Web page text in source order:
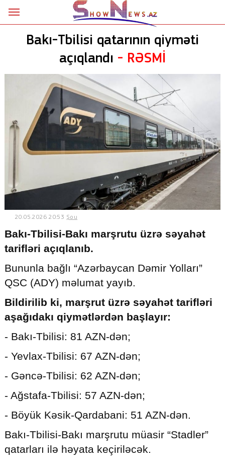
Siyasət
18+
Astrologiya
© 2026. Shownews.az
Bakı-Tbilisi qatarının qiyməti
açıqlandı - RƏSMİ
20.05.2026 20:53 Şou
Bakı-Tbilisi-Bakı marşrutu üzrə səyahət
tarifləri açıqlanıb.
Bununla bağlı “Azərbaycan Dəmir Yolları”
QSC (ADY) məlumat yayıb.
Bildirilib ki, marşrut üzrə səyahət tarifləri
aşağıdakı qiymətlərdən başlayır:
- Bakı-Tbilisi: 81 AZN-dən;
- Yevlax-Tbilisi: 67 AZN-dən;
- Gəncə-Tbilisi: 62 AZN-dən;
- Ağstafa-Tbilisi: 57 AZN-dən;
-⁠ Böyük Kəsik-Qardabani: 51 AZN-dən.
Bakı-Tbilisi-Bakı marşrutu müasir “Stadler”
qatarları ilə həyata keçiriləcək.